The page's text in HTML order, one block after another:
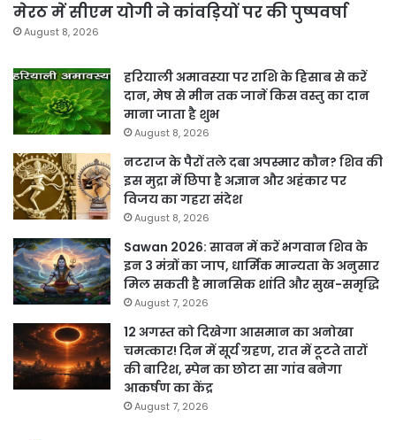
मेरठ में सीएम योगी ने कांवड़ियों पर की पुष्पवर्षा
August 8, 2026
हरियाली अमावस्या पर राशि के हिसाब से करें
दान, मेष से मीन तक जानें किस वस्तु का दान
माना जाता है शुभ
August 8, 2026
नटराज के पैरों तले दबा अपस्मार कौन? शिव की
इस मुद्रा में छिपा है अज्ञान और अहंकार पर
विजय का गहरा संदेश
August 8, 2026
Sawan 2026: सावन में करें भगवान शिव के
इन 3 मंत्रों का जाप, धार्मिक मान्यता के अनुसार
मिल सकती है मानसिक शांति और सुख-समृद्धि
August 7, 2026
12 अगस्त को दिखेगा आसमान का अनोखा
चमत्कार! दिन में सूर्य ग्रहण, रात में टूटते तारों
की बारिश, स्पेन का छोटा सा गांव बनेगा
आकर्षण का केंद्र
August 7, 2026